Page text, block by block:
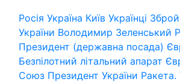
Росія Україна Київ Українці
України Володимир Зеленський
Президент (державна посада)
Безпілотний літальний апарат
Союз Президент України Ракета.